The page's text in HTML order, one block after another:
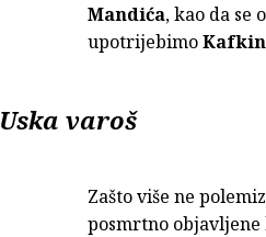
Mandića, kao da se
upotrijebimoKafkin
Uska varoš
Zašto više ne
posmrtno